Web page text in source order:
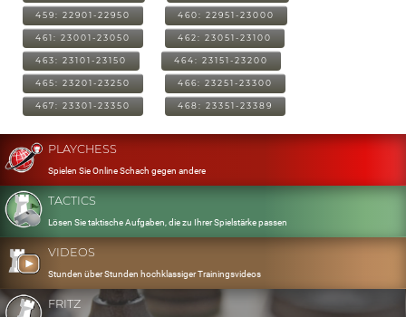
459: 22901-22950 460: 22951-23000
461: 23001-23050 462: 23051-23100
463: 23101-23150 464: 23151-23200
465: 23201-23250 466: 23251-23300
467: 23301-23350 468: 23351-23389
PLAYCHESS
Spielen Sie Online Schach gegen andere
TACTICS
Lösen Sie taktische Aufgaben, die zu Ihrer Spielstärke passen
VIDEOS
Stunden über Stunden hochklassiger Trainingsvideos
FRITZ